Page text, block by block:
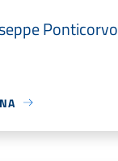
Ponticorvo